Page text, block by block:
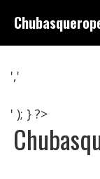
contenido
','
' ); } ?>